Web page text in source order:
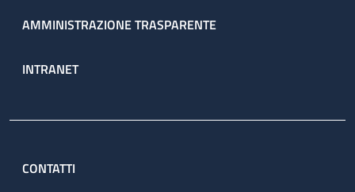
AMMINISTRAZIONE TRASPARENTE
INTRANET
CONTATTI